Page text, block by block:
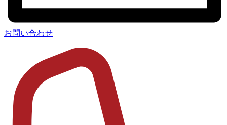
お問い合わせ